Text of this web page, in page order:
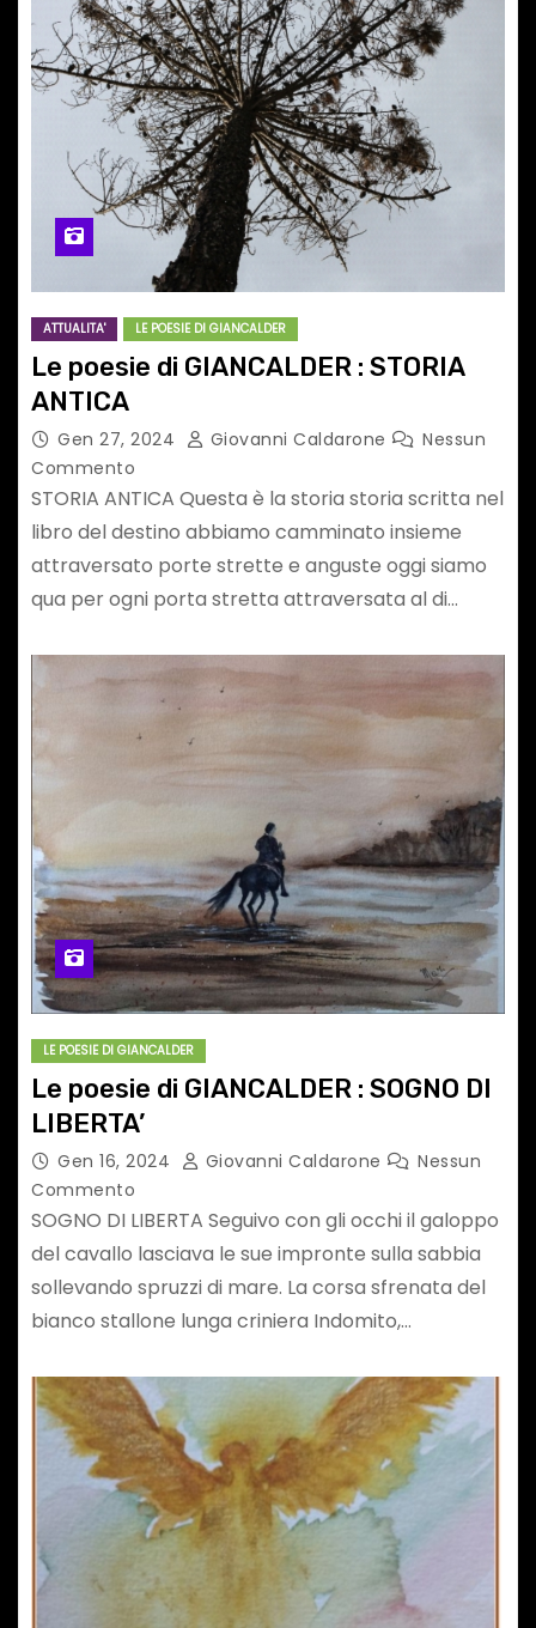
ATTUALITA' LE POESIE DI GIANCALDER
Le poesie di GIANCALDER : STORIA
ANTICA
Gen 27, 2024 Giovanni Caldarone
Nessun
Commento
STORIA ANTICA Questa è la storia storia scritta nel
libro del destino abbiamo camminato insieme
attraversato porte strette e anguste oggi siamo
qua per ogni porta stretta attraversata al di…
LE POESIE DI GIANCALDER
Le poesie di GIANCALDER : SOGNO DI
LIBERTA’
Gen 16, 2024 Giovanni Caldarone
Nessun
Commento
SOGNO DI LIBERTA Seguivo con gli occhi il galoppo
del cavallo lasciava le sue impronte sulla sabbia
sollevando spruzzi di mare. La corsa sfrenata del
bianco stallone lunga criniera Indomito,…